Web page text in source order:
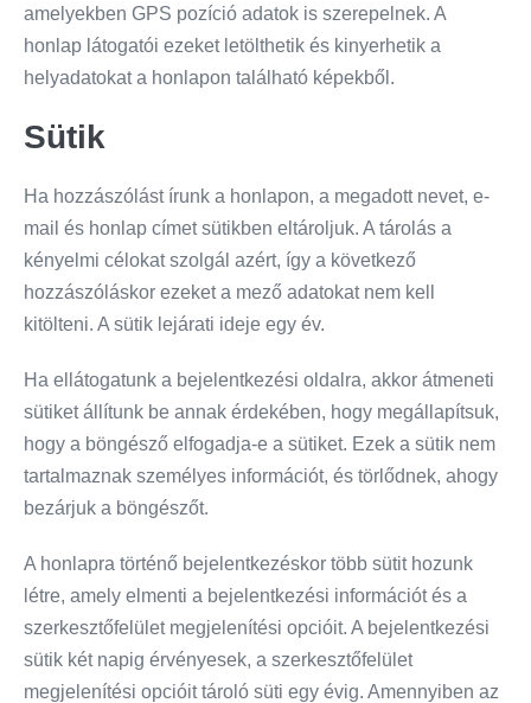
amelyekben GPS pozíció adatok is szerepelnek. A
honlap látogatói ezeket letölthetik és kinyerhetik a
helyadatokat a honlapon található képekből.
Sütik
Ha hozzászólást írunk a honlapon, a megadott nevet, e-
mail és honlap címet sütikben eltároljuk. A tárolás a
kényelmi célokat szolgál azért, így a következő
hozzászóláskor ezeket a mező adatokat nem kell
kitölteni. A sütik lejárati ideje egy év.
Ha ellátogatunk a bejelentkezési oldalra, akkor átmeneti
sütiket állítunk be annak érdekében, hogy megállapítsuk,
hogy a böngésző elfogadja-e a sütiket. Ezek a sütik nem
tartalmaznak személyes információt, és törlődnek, ahogy
bezárjuk a böngészőt.
A honlapra történő bejelentkezéskor több sütit hozunk
létre, amely elmenti a bejelentkezési információt és a
szerkesztőfelület megjelenítési opcióit. A bejelentkezési
sütik két napig érvényesek, a szerkesztőfelület
megjelenítési opcióit tároló süti egy évig. Amennyiben az